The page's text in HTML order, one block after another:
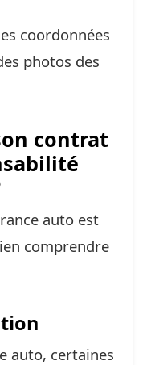
coordonnées
photos des
contrat
auto est
comprendre
auto, certaines